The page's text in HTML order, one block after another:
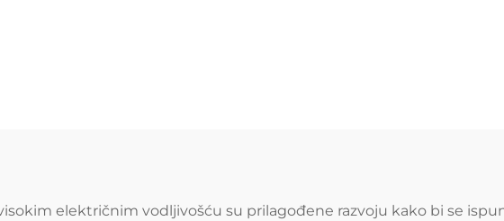
električnim vodljivošću su prilagođene razvoju kako bi se